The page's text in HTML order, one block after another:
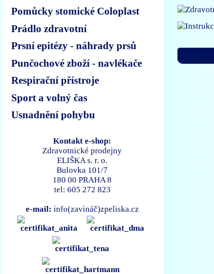
Pomůcky stomické Coloplast
Prádlo zdravotní
Prsní epitézy - náhrady prsů
Punčochové zboží - navlékače
Respirační přístroje
Sport a volný čas
Usnadnění pohybu
Kontakt e-shop:
Zdravotnické prodejny
ELIŠKA s. r. o.
Bulovka 101/7
180 00 PRAHA 8
tel: 605 272 823
e-mail: info(zavináč)zpeliska.cz